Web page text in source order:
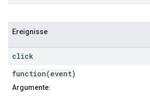
Ereignisse
click
function(event)
Argumente: